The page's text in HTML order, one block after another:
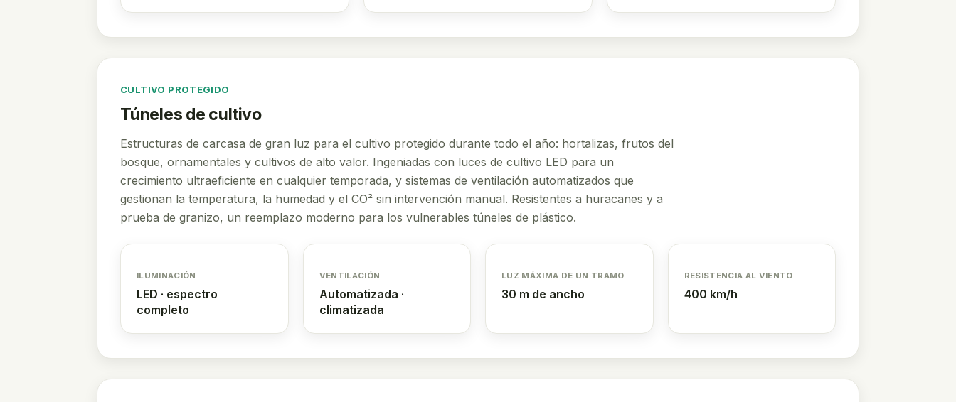
CULTIVO PROTEGIDO
Túneles de cultivo
Estructuras de carcasa de gran luz para el cultivo protegido durante todo el año: hortalizas, frutos del
bosque, ornamentales y cultivos de alto valor. Ingeniadas con luces de cultivo LED para un
crecimiento ultraeficiente en cualquier temporada, y sistemas de ventilación automatizados que
gestionan la temperatura, la humedad y el CO² sin intervención manual. Resistentes a huracanes y a
prueba de granizo, un reemplazo moderno para los vulnerables túneles de plástico.
ILUMINACIÓN
LED · espectro
completo
VENTILACIÓN
Automatizada ·
climatizada
LUZ MÁXIMA DE UN TRAMO
30 m de ancho
RESISTENCIA AL VIENTO
400 km/h